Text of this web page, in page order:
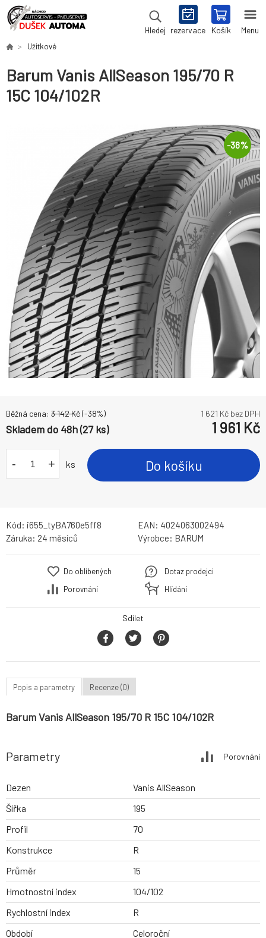
Hledej rezervace Košík Menu
Užitkové
Barum Vanis AllSeason 195/70 R
15C 104/102R
-38%
Běžná cena: 3 142Kč(-38%) 1 621 Kč bez DPH
Skladem do 48h (27 ks) 1 961 Kč
- + ks Do košíku
Kód: i655_tyBA760e5ff8 EAN: 4024063002494
Záruka: 24 měsíců Výrobce: BARUM
Do oblíbených
Porovnání
Dotaz prodejci
Hlídání
Sdílet
Popis a parametry Recenze (0)
Barum Vanis AllSeason 195/70 R 15C 104/102R
Parametry Porovnání
Dezen
Vanis AllSeason
Šířka
195
Profil
70
Konstrukce
R
Průměr
15
Hmotnostní index
104/102
Rychlostní index
R
Období
Celoroční